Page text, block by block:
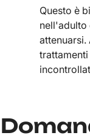
Questo è
nell'adulto